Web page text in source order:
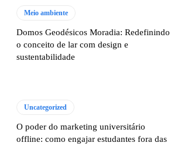
Meio ambiente
Domos Geodésicos Moradia: Redefinindo
o conceito de lar com design e
sustentabilidade
Uncategorized
O poder do marketing universitário
offline: como engajar estudantes fora das